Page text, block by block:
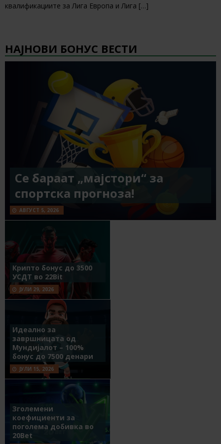
квалификациите за Лига Европа и Лига […]
НАЈНОВИ БОНУС ВЕСТИ
Се бараат „мајстори“ за
спортска прогноза!
АВГУСТ 5, 2026
Крипто бонус до 3500
УСДТ во 22Bit
ЈУЛИ 29, 2026
Идеално за
завршницата од
Мундијалот – 100%
бонус до 7500 денари
ЈУЛИ 15, 2026
Зголемени
коефициенти за
поголема добивка во
20Bet